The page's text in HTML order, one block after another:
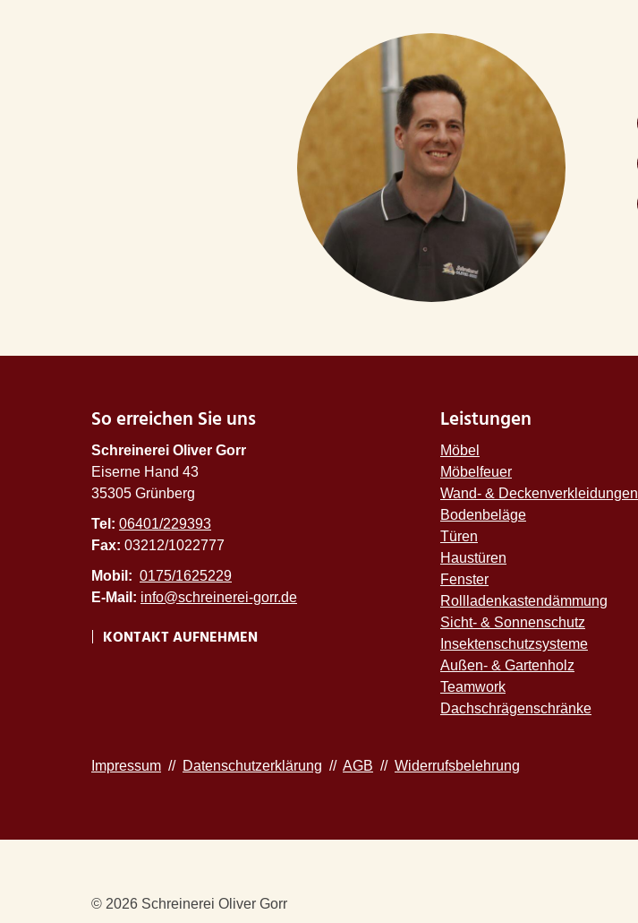
So erreichen Sie uns
Schreinerei Oliver Gorr
Eiserne Hand 43
35305 Grünberg
Tel: 06401/229393
Fax: 03212/1022777
Mobil: 0175/1625229
E-Mail: info@schreinerei-gorr.de
KONTAKT AUFNEHMEN
Leistungen
Möbel
Möbelfeuer
Wand- & Deckenverkleidungen
Bodenbeläge
Türen
Haustüren
Fenster
Rollladenkastendämmung
Sicht- & Sonnenschutz
Insektenschutzsysteme
Außen- & Gartenholz
Teamwork
Dachschrägenschränke
Impressum // Datenschutzerklärung // AGB // Widerrufsbelehrung
© 2026 Schreinerei Oliver Gorr